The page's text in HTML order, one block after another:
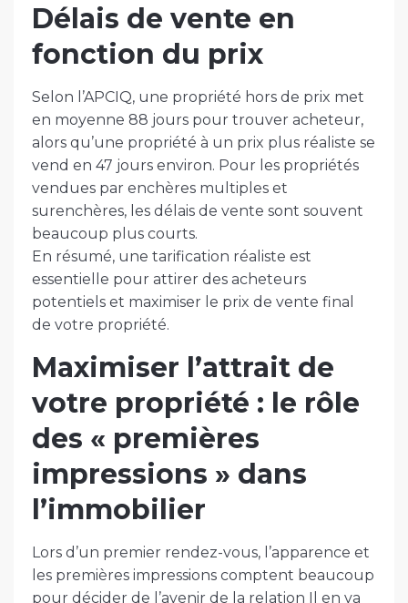
Délais de vente en
fonction du prix
Selon l’APCIQ, une propriété hors de prix met
en moyenne 88 jours pour trouver acheteur,
alors qu’une propriété à un prix plus réaliste se
vend en 47 jours environ. Pour les propriétés
vendues par enchères multiples et
surenchères, les délais de vente sont souvent
beaucoup plus courts.
En résumé, une tarification réaliste est
essentielle pour attirer des acheteurs
potentiels et maximiser le prix de vente final
de votre propriété.
Maximiser l’attrait de
votre propriété : le rôle
des « premières
impressions » dans
l’immobilier
Lors d’un premier rendez-vous, l’apparence et
les premières impressions comptent beaucoup
pour décider de l’avenir de la relation Il en va